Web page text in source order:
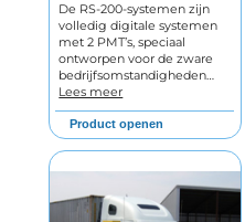
De RS-200-systemen zijn
volledig digitale systemen
met 2 PMT’s, speciaal
ontworpen voor de zware
bedrijfsomstandigheden…
Lees meer
Product openen